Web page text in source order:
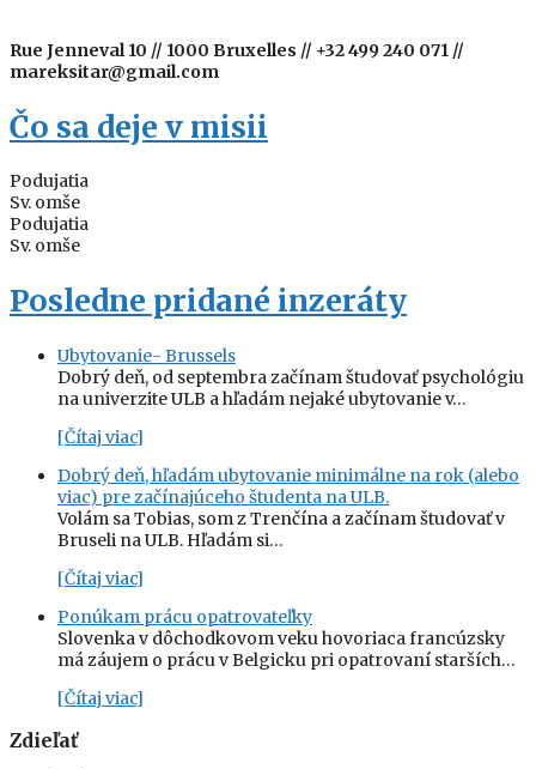
Rue Jenneval 10 // 1000 Bruxelles // +32 499 240 071 //
mareksitar@gmail.com
Čo sa deje v misii
Podujatia
Sv. omše
Podujatia
Sv. omše
Posledne pridané inzeráty
Ubytovanie- Brussels
Dobrý deň, od septembra začínam študovať psychológiu
na univerzite ULB a hľadám nejaké ubytovanie v…
[Čítaj viac]
Dobrý deň, hľadám ubytovanie minimálne na rok (alebo
viac) pre začínajúceho študenta na ULB.
Volám sa Tobias, som z Trenčína a začínam študovať v
Bruseli na ULB. Hľadám si…
[Čítaj viac]
Ponúkam prácu opatrovateľky
Slovenka v dôchodkovom veku hovoriaca francúzsky
má záujem o prácu v Belgicku pri opatrovaní starších…
[Čítaj viac]
Zdieľať